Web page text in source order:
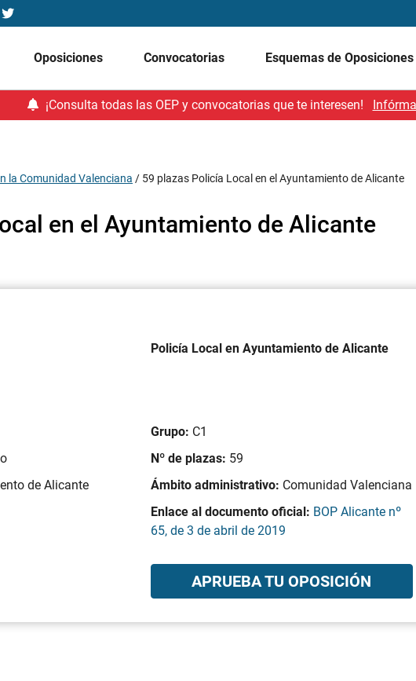
Oposiciones Convocatorias Esquemas de Oposiciones
¡Consulta todas las OEP y convocatorias que te interesen!
la Comunidad Valenciana / 59 plazas Policía Local en el Ayuntamiento de Alicante
en el Ayuntamiento de Alicante
Policía Local en Ayuntamiento de Alicante
de Alicante
Grupo: C1
Nº de plazas: 59
Ámbito administrativo: Comunidad Valenciana
Enlace al documento oficial: BOP Alicante nº
65, de 3 de abril de 2019
APRUEBA TU OPOSICIÓN